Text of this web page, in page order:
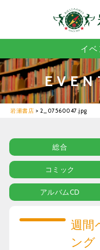
イベ
岩瀬書店 > 2_07560047.jpg
総合
コミック
アルバムCD
週間
ング